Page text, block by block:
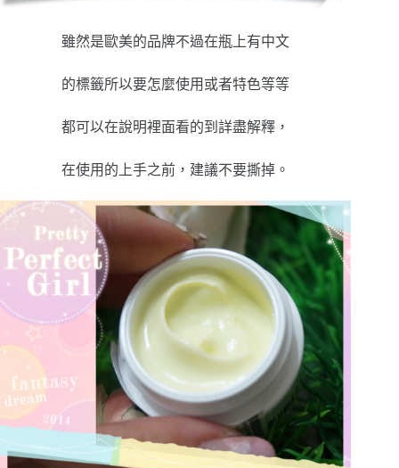
雖然是歐美的品牌不過在瓶上有中文
的標籤所以要怎麼使用或者特色等等
都可以在說明裡面看的到詳盡解釋，
在使用的上手之前，建議不要撕掉。